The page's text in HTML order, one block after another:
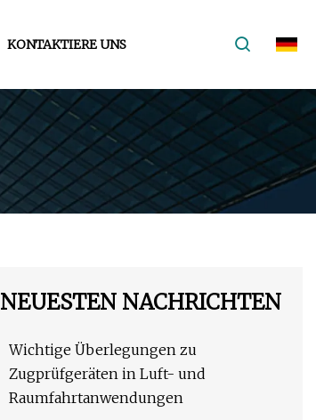
KONTAKTIERE UNS
NEUESTEN NACHRICHTEN
Wichtige Überlegungen zu
Zugprüfgeräten in Luft- und
Raumfahrtanwendungen